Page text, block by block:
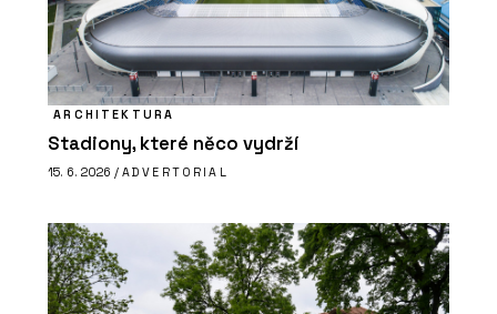
ARCHITEKTURA
Stadiony, které něco vydrží
15. 6. 2026 / ADVERTORIAL